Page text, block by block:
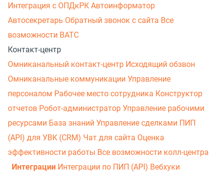
Интеграция с ОПДкРК Автоинформатор
Автосекретарь Обратный звонок с сайта Все
возможности ВАТС
Контакт-центр
Омниканальный контакт-центр Исходящий обзвон
Омниканальные коммуникации Управление
персоналом Рабочее место сотрудника Конструктор
отчетов Робот-администратор Управление рабочими
ресурсами База знаний Управление сделками ПИП
(API) для УВК (CRM) Чат для сайта Оценка
эффективности работы Все возможности колл-центра
Интеграции Интеграции по ПИП (API) Вебхуки